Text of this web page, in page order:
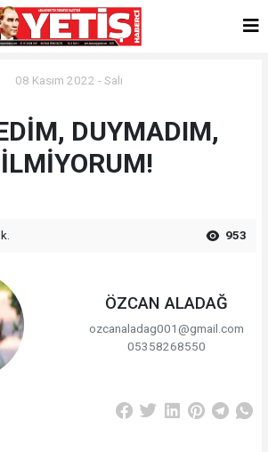
08 Kasım 2022 - Salı
DUYMADIM,
953
ÖZCAN ALADAĞ
ozcanaladag001@gmail.com
05358268550